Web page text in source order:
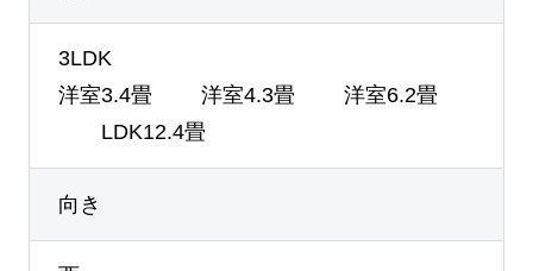
3LDK
洋室3.4畳 洋室4.3畳 洋室6.2畳
LDK12.4畳
向き